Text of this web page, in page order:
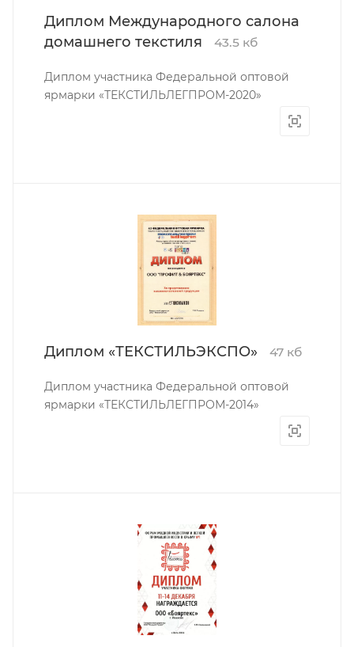
Диплом Международного салона
домашнего текстиля
43.5 кб
Диплом участника Федеральной оптовой
ярмарки «ТЕКСТИЛЬЛЕГПРОМ-2020»
Диплом «ТЕКСТИЛЬЭКСПО» 47 кб
Диплом участника Федеральной оптовой
ярмарки «ТЕКСТИЛЬЛЕГПРОМ-2014»